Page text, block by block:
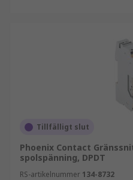
Tillfälligt slut
Phoenix Contact
spolspänning, DPDT
RS-artikelnummer 134-8732